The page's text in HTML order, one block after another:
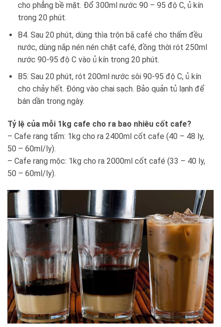
cho phẳng bề mặt. Đổ 300ml nước 90 – 95 độ C, ủ kín
trong 20 phút.
B4. Sau 20 phút, dùng thìa trộn bã café cho thấm đều
nước, dùng nắp nén nén chặt café, đồng thời rót 250ml
nước 90-95 độ C vào ủ kín trong 20 phút.
B5: Sau 20 phút, rót 200ml nước sôi 90-95 độ C, ủ kín
cho chảy hết. Đóng vào chai sạch. Bảo quản tủ lạnh để
bán dần trong ngày.
Tỷ lệ của mỗi 1kg cafe cho ra bao nhiêu cốt cafe?
– Cafe rang tẩm: 1kg cho ra 2400ml cốt cafe (40 – 48 ly,
50 – 60ml/ly).
– Cafe rang mộc: 1kg cho ra 2000ml cốt café (33 – 40 ly,
50 – 60ml/ly).